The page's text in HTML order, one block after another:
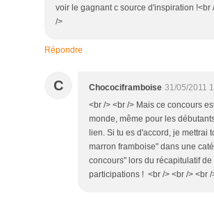
voir le gagnant c source d'inspiration !<br
/>
Répondre
C Chocociframboise 31/05/2011
<br /> <br /> Mais ce concours
monde, même pour les
lien. Si tu es d'accord, je mettrai
marron framboise" dans une
concours" lors du récapitulatif de
participations ! <br /> <br /> <br /